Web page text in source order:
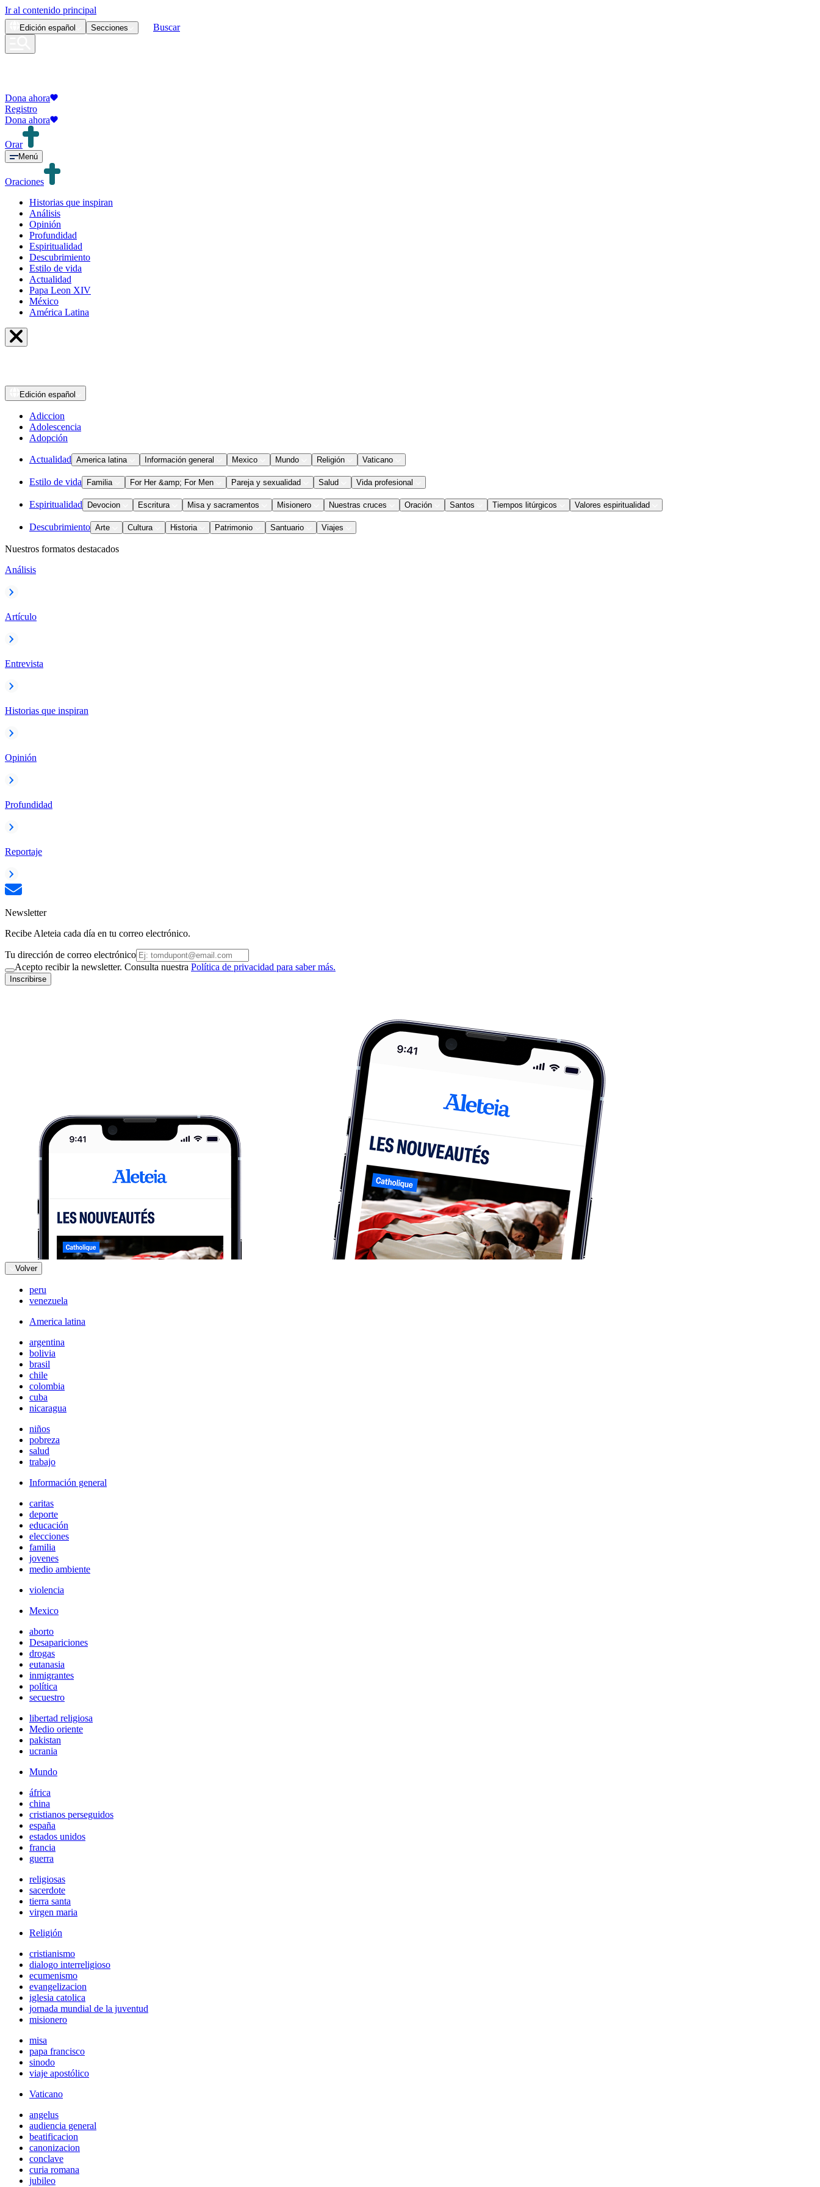
Ir al contenido principal
Edición español Secciones Buscar
Dona ahora
Registro
Dona ahora
Orar
Menú
Oraciones
Historias que inspiran
Análisis
Opinión
Profundidad
Espiritualidad
Descubrimiento
Estilo de vida
Actualidad
Papa Leon XIV
México
América Latina
Edición español
Adiccion
Adolescencia
Adopción
Actualidad America latina Información general Mexico Mundo Religión Vaticano
Estilo de vida Familia For Her &amp; For Men Pareja y sexualidad Salud Vida profesional
Espiritualidad Devocion Escritura Misa y sacramentos Misionero Nuestras cruces Oración Santos Tiempos litúrgicos Valores espiritualidad
Descubrimiento Arte Cultura Historia Patrimonio Santuario Viajes
Nuestros formatos destacados
Análisis
Artículo
Entrevista
Historias que inspiran
Opinión
Profundidad
Reportaje
Newsletter
Recibe Aleteia cada día en tu correo electrónico.
Tu dirección de correo electrónico
Acepto recibir la newsletter. Consulta nuestra Política de privacidad para saber más.
Inscribirse
Volver
peru
venezuela
America latina
argentina
bolivia
brasil
chile
colombia
cuba
nicaragua
niños
pobreza
salud
trabajo
Información general
caritas
deporte
educación
elecciones
familia
jovenes
medio ambiente
violencia
Mexico
aborto
Desapariciones
drogas
eutanasia
inmigrantes
política
secuestro
libertad religiosa
Medio oriente
pakistan
ucrania
Mundo
áfrica
china
cristianos perseguidos
españa
estados unidos
francia
guerra
religiosas
sacerdote
tierra santa
virgen maria
Religión
cristianismo
dialogo interreligioso
ecumenismo
evangelizacion
iglesia catolica
jornada mundial de la juventud
misionero
misa
papa francisco
sinodo
viaje apostólico
Vaticano
angelus
audiencia general
beatificacion
canonizacion
conclave
curia romana
jubileo